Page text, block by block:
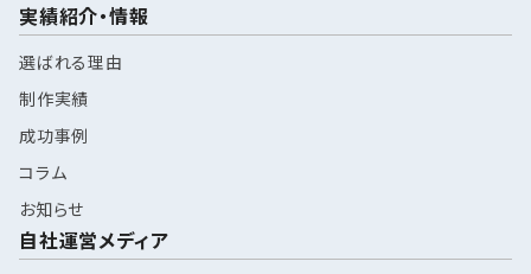
実績紹介・情報
選ばれる理由
制作実績
成功事例
コラム
お知らせ
自社運営メディア